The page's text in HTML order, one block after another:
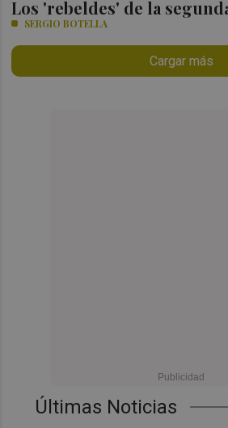
Los 'rebeldes' de la
SERGIO BOTELLA
Cargar más
Últimas Noticias